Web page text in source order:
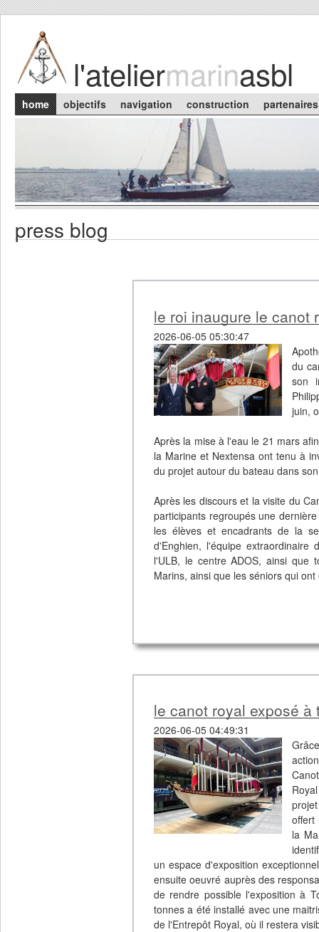
l'ateliermarinasbl
Main menu
home objectifs navigation construction partenaires
press blog
le roi inaugure le canot
2026-06-05 05:30:47
du
son
juin,
Après la mise à l'eau le 21 mars
la Marine et Nextensa ont tenu à
du projet autour du bateau dans
Après les discours et la visite du
participants regroupés une
les élèves et encadrants de la
d'Enghien, l'équipe
l'ULB, le centre ADOS, ainsi que
Marins, ainsi que les séniors qui
le canot royal exposé à
2026-06-05 04:49:31
offert
la
un espace d'exposition
ensuite oeuvré auprès des
de rendre possible l'exposition à
tonnes a été installé avec une
de l'Entrepôt Royal, où il restera